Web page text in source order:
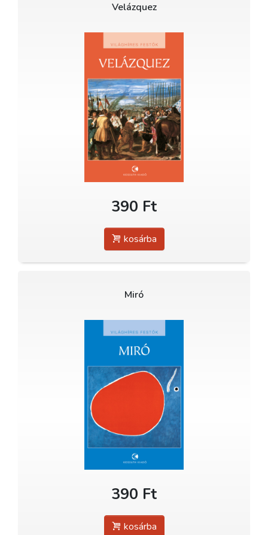
Velázquez
390 Ft
kosárba
Miró
390 Ft
kosárba